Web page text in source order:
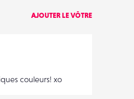
AJOUTER LE VÔTRE
couleurs! xo